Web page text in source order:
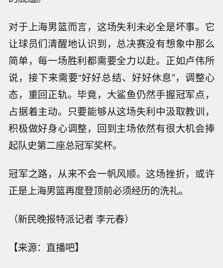
对于上海男篮而言，这场失利未必全是坏事。它
让球员们清醒地认识到，总决赛没有想象中那么
简单，每一场胜利都需要全力以赴。正如卢伟所
说，接下来需要“好好总结、好好休息”，调整心
态，重回正轨。毕竟，大鲨鱼仍然手握冠军点，
占据着主动。只要能够从这场失利中汲取教训，
积极做好身心调整，回到主场依然有很大机会捧
起队史第二座总冠军奖杯。
冠军之路，从来不会一帆风顺。这场挫折，或许
正是上海男篮再度登顶前必须经历的洗礼。
（新民晚报特派记者 李元春）
【来源：直播吧】